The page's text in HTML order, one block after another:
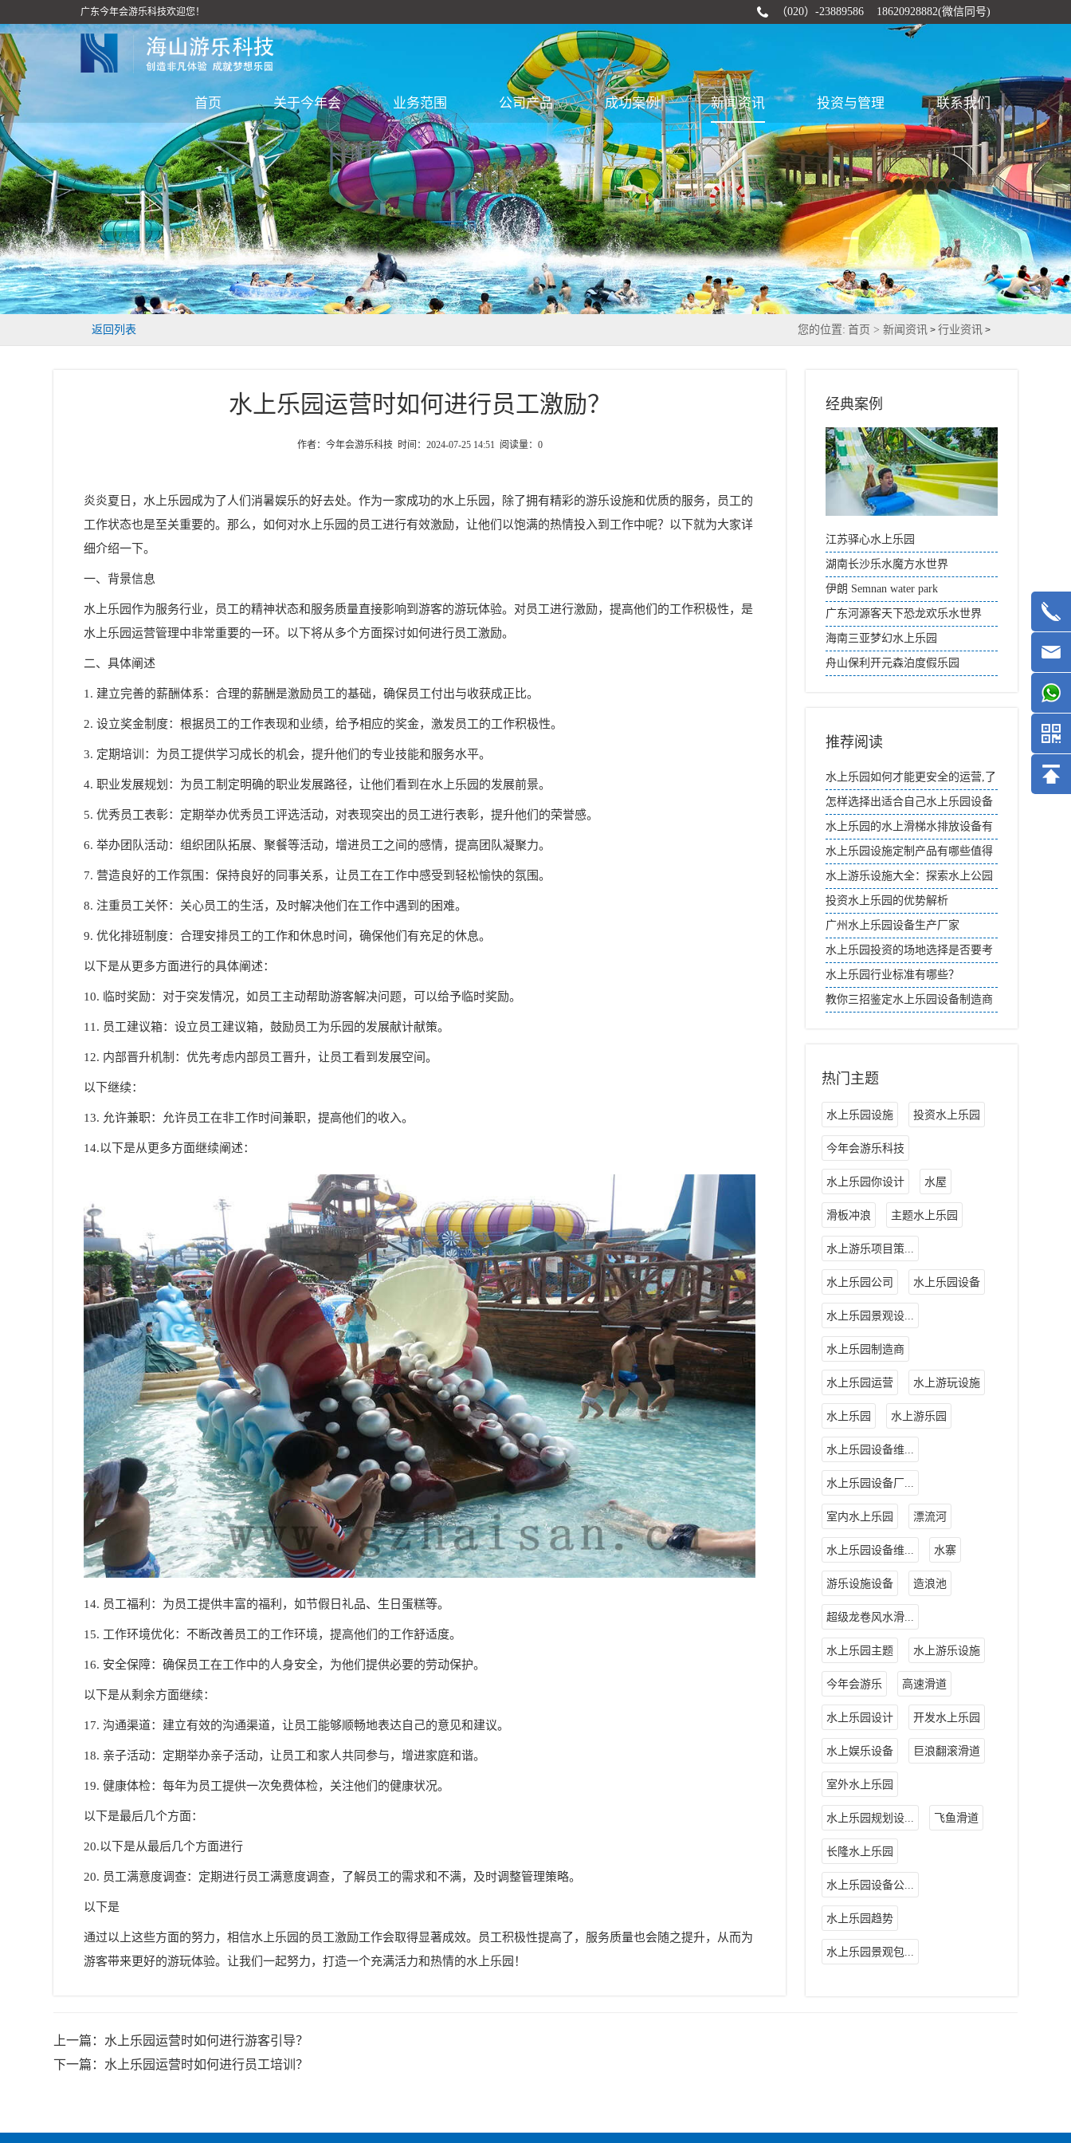
广东今年会游乐科技欢迎您！ （020）-23889586 18620928882(微信同号)
首页 关于今年会 业务范围 公司产品 成功案例 新闻资讯 投资与管理 联系我们
返回列表 您的位置: 首页 >新闻资讯 >行业资讯 >
水上乐园运营时如何进行员工激励？
作者：今年会游乐科技 时间：2024-07-25 14:51 阅读量： 0
炎炎夏日，水上乐园成为了人们消暑娱乐的好去处。作为一家成功的水上乐园，除了拥有精彩的游乐设施和优质的服务，员工的
工作状态也是至关重要的。那么，如何对水上乐园的员工进行有效激励，让他们以饱满的热情投入到工作中呢？以下就为大家详
细介绍一下。
一、背景信息
水上乐园作为服务行业，员工的精神状态和服务质量直接影响到游客的游玩体验。对员工进行激励，提高他们的工作积极性，是
水上乐园运营管理中非常重要的一环。以下将从多个方面探讨如何进行员工激励。
二、具体阐述
1. 建立完善的薪酬体系：合理的薪酬是激励员工的基础，确保员工付出与收获成正比。
2. 设立奖金制度：根据员工的工作表现和业绩，给予相应的奖金，激发员工的工作积极性。
3. 定期培训：为员工提供学习成长的机会，提升他们的专业技能和服务水平。
4. 职业发展规划：为员工制定明确的职业发展路径，让他们看到在水上乐园的发展前景。
5. 优秀员工表彰：定期举办优秀员工评选活动，对表现突出的员工进行表彰，提升他们的荣誉感。
6. 举办团队活动：组织团队拓展、聚餐等活动，增进员工之间的感情，提高团队凝聚力。
7. 营造良好的工作氛围：保持良好的同事关系，让员工在工作中感受到轻松愉快的氛围。
8. 注重员工关怀：关心员工的生活，及时解决他们在工作中遇到的困难。
9. 优化排班制度：合理安排员工的工作和休息时间，确保他们有充足的休息。
以下是从更多方面进行的具体阐述：
10. 临时奖励：对于突发情况，如员工主动帮助游客解决问题，可以给予临时奖励。
11. 员工建议箱：设立员工建议箱，鼓励员工为乐园的发展献计献策。
12. 内部晋升机制：优先考虑内部员工晋升，让员工看到发展空间。
以下继续：
13. 允许兼职：允许员工在非工作时间兼职，提高他们的收入。
14.以下是从更多方面继续阐述：
14. 员工福利：为员工提供丰富的福利，如节假日礼品、生日蛋糕等。
15. 工作环境优化：不断改善员工的工作环境，提高他们的工作舒适度。
16. 安全保障：确保员工在工作中的人身安全，为他们提供必要的劳动保护。
以下是从剩余方面继续：
17. 沟通渠道：建立有效的沟通渠道，让员工能够顺畅地表达自己的意见和建议。
18. 亲子活动：定期举办亲子活动，让员工和家人共同参与，增进家庭和谐。
19. 健康体检：每年为员工提供一次免费体检，关注他们的健康状况。
以下是最后几个方面：
20.以下是从最后几个方面进行
20. 员工满意度调查：定期进行员工满意度调查，了解员工的需求和不满，及时调整管理策略。
以下是
通过以上这些方面的努力，相信水上乐园的员工激励工作会取得显著成效。员工积极性提高了，服务质量也会随之提升，从而为
游客带来更好的游玩体验。让我们一起努力，打造一个充满活力和热情的水上乐园！
经典案例
江苏驿心水上乐园
湖南长沙乐水魔方水世界
伊朗 Semnan water park
广东河源客天下恐龙欢乐水世界
海南三亚梦幻水上乐园
舟山保利开元森泊度假乐园
推荐阅读
水上乐园如何才能更安全的运营,了
解下面几点
怎样选择出适合自己水上乐园设备
水上乐园的水上滑梯水排放设备有
哪些要求？
水上乐园设施定制产品有哪些值得
推荐？
水上游乐设施大全：探索水上公园
的刺激世界
投资水上乐园的优势解析
广州水上乐园设备生产厂家
水上乐园投资的场地选择是否要考
虑周边交通便利度？
水上乐园行业标准有哪些？
教你三招鉴定水上乐园设备制造商
热门主题
水上乐园设施 投资水上乐园
今年会游乐科技
水上乐园你设计 水屋
滑板冲浪 主题水上乐园
水上游乐项目策...
水上乐园公司 水上乐园设备
水上乐园景观设...
水上乐园制造商
水上乐园运营 水上游玩设施
水上乐园 水上游乐园
水上乐园设备维...
水上乐园设备厂...
室内水上乐园 漂流河
水上乐园设备维... 水寨
游乐设施设备 造浪池
超级龙卷风水滑...
水上乐园主题 水上游乐设施
今年会游乐 高速滑道
水上乐园设计 开发水上乐园
水上娱乐设备 巨浪翻滚滑道
室外水上乐园
水上乐园规划设... 飞鱼滑道
长隆水上乐园
水上乐园设备公...
水上乐园趋势
水上乐园景观包...
上一篇： 水上乐园运营时如何进行游客引导？
下一篇： 水上乐园运营时如何进行员工培训？